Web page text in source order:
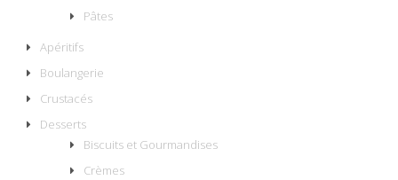
Pâtes
Apéritifs
Boulangerie
Crustacés
Desserts
Biscuits et Gourmandises
Crèmes